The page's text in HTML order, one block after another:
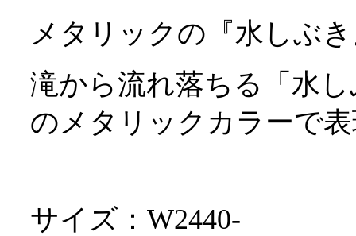
メタリックの『水しぶ
滝から流れ落ちる「水
のメタリックカラーで
サイズ：W2440-